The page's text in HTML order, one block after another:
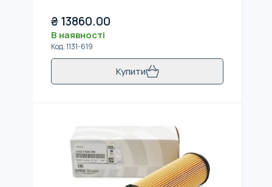
₴ 13860.00
В наявності
Код:1131-619
Купити